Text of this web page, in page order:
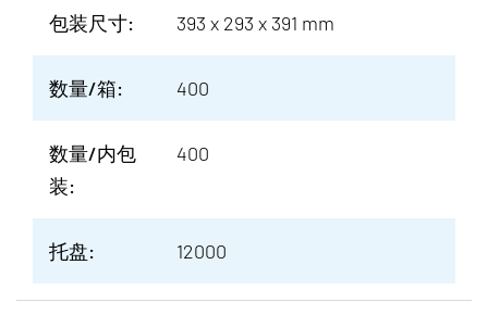
包装尺寸: 393 x 293 x 391 mm
数量/箱: 400
数量/内包
装:
400
托盘: 12000